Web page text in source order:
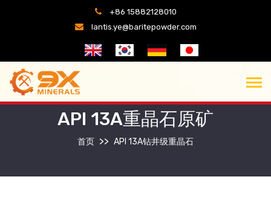
+86 15882128010
lantis.ye@baritepowder.com
API 13A重晶石原矿
首页 API 13A钻井级重晶石